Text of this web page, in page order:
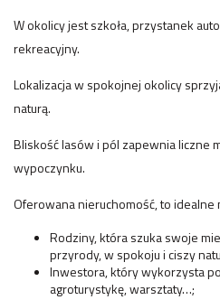
W okolicy jest szkoła, przystanek
rekreacyjny.
Lokalizacja w spokojnej okolicy
naturą.
Bliskość lasów i pól zapewnia liczne
wypoczynku.
Oferowana nieruchomość, to idealne
Rodziny, która szuka swoje
przyrody, w spokoju i ciszy
Inwestora, który wykorzysta
agroturystykę, warsztaty…;